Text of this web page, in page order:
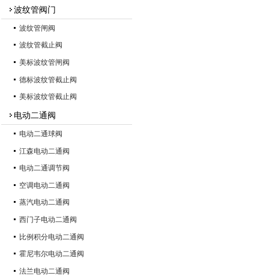
波纹管阀门
波纹管闸阀
波纹管截止阀
美标波纹管闸阀
德标波纹管截止阀
美标波纹管截止阀
电动二通阀
电动二通球阀
江森电动二通阀
电动二通调节阀
空调电动二通阀
蒸汽电动二通阀
西门子电动二通阀
比例积分电动二通阀
霍尼韦尔电动二通阀
法兰电动二通阀